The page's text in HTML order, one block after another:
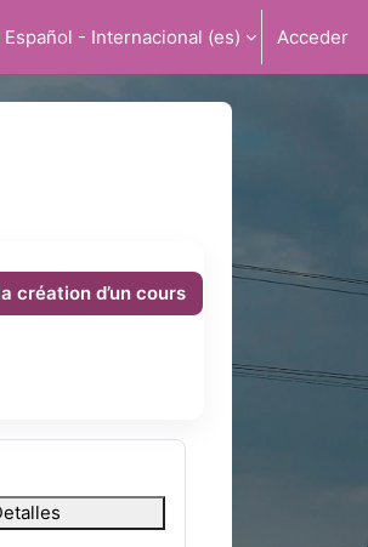
búsqueda de entrada
Español - Internacional ‎(es)‎ Acceder
création d’un cours